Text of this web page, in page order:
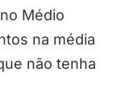
Médio
na média
não tenha